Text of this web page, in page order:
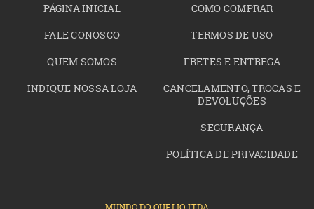
PÁGINA INICIAL
FALE CONOSCO
QUEM SOMOS
INDIQUE NOSSA LOJA
COMO COMPRAR
TERMOS DE USO
FRETES E ENTREGA
CANCELAMENTO, TROCAS E
DEVOLUÇÕES
SEGURANÇA
POLÍTICA DE PRIVACIDADE